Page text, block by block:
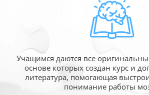
Учащимся даются все
основе которых создан курс и
литература, помогающая
понимание работы